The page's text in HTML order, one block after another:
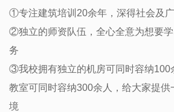
①专注建筑培训20余年，深得社会及
②独立的师资队伍，全心全意为想要
务
③我校拥有独立的机房可同时容纳100
教室可同时容纳300余人，给大家提供
境